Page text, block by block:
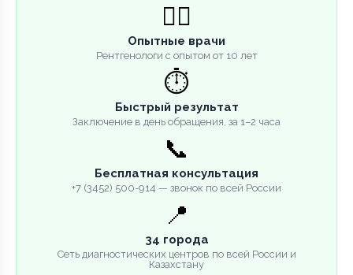
👨‍⚕️
Опытные врачи
Рентгенологи с опытом от 10 лет
⏱️
Быстрый результат
Заключение в день обращения, за 1–2 часа
📞
Бесплатная консультация
+7 (3452) 500-914 — звонок по всей России
📍
34 города
Сеть диагностических центров по всей России и
Казахстану